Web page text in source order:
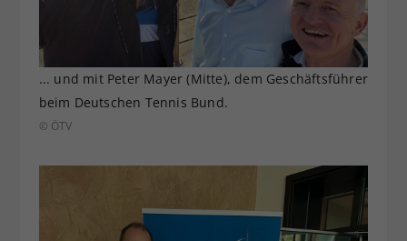
... und mit Peter Mayer (Mitte), dem Geschäftsführer
beim Deutschen Tennis Bund.
© ÖTV